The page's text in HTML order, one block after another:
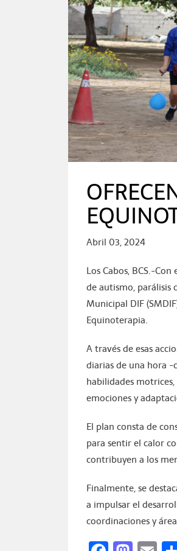
Abril 03, 2024
Los Cabos, BCS.-
de autismo, parálisis
Municipal DIF
Equinoterapia.
A través de esas
diarias de una hora
habilidades
emociones y
El plan consta de
para sentir el calor
contribuyen a los
Finalmente, se
a impulsar el
coordinaciones y